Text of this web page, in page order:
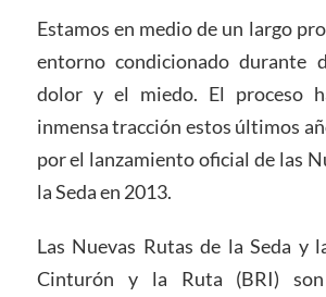
Estamos en medio de un largo
entorno condicionado durante
dolor y el miedo. El proceso
inmensa tracción estos últimos
por el lanzamiento oficial de las
la Seda en 2013.
Las Nuevas Rutas de la Seda y
Cinturón y la Ruta (BRI)